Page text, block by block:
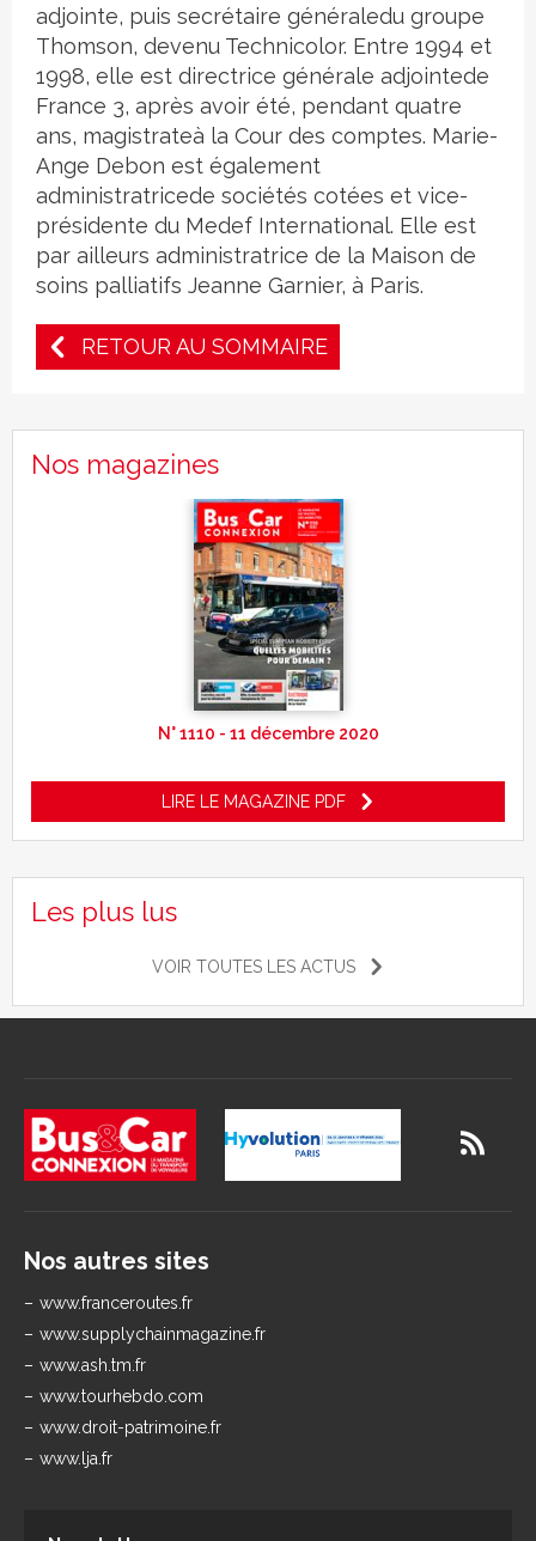
adjointe, puis secrétaire généraledu groupe
Thomson, devenu Technicolor. Entre 1994 et
1998, elle est directrice générale adjointede
France 3, après avoir été, pendant quatre
ans, magistrateà la Cour des comptes. Marie-
Ange Debon est également
administratricede sociétés cotées et vice-
présidente du Medef International. Elle est
par ailleurs administratrice de la Maison de
soins palliatifs Jeanne Garnier, à Paris.
RETOUR AU SOMMAIRE
Nos magazines
N° 1110 - 11 décembre 2020
LIRE LE MAGAZINE PDF
Les plus lus
VOIR TOUTES LES ACTUS
Nos autres sites
www.franceroutes.fr
www.supplychainmagazine.fr
www.ash.tm.fr
www.tourhebdo.com
www.droit-patrimoine.fr
www.lja.fr